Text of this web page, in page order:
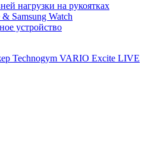
нагрузки на рукоятках
Samsung Watch
устройство